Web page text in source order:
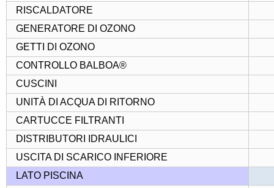
RISCALDATORE
GENERATORE DI OZONO
GETTI DI OZONO
CONTROLLO BALBOA®
CUSCINI
UNITÀ DI ACQUA DI RITORNO
CARTUCCE FILTRANTI
DISTRIBUTORI IDRAULICI
USCITA DI SCARICO INFERIORE
LATO PISCINA